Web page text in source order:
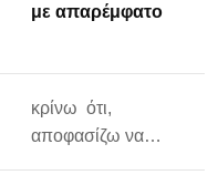
με απαρέμφατο
κρίνω ότι,
αποφασίζω να…